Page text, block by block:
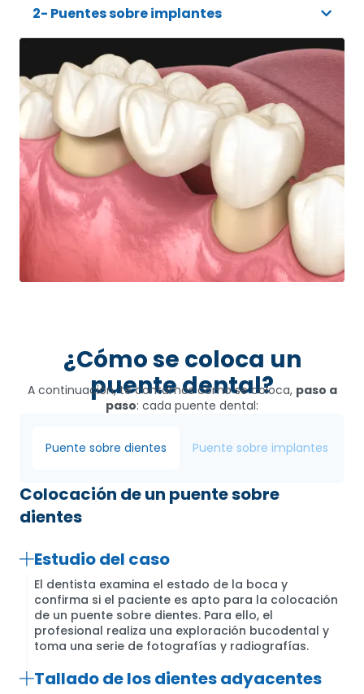
2- Puentes sobre implantes
¿Cómo se coloca un
puente dental?
A continuación, te contamos cómo se coloca, paso a
paso: cada puente dental:
Puente sobre dientes Puente sobre implantes
Colocación de un puente sobre
dientes
Estudio del caso
El dentista examina el estado de la boca y
confirma si el paciente es apto para la colocación
de un puente sobre dientes. Para ello, el
profesional realiza una exploración bucodental y
toma una serie de fotografías y radiografías.
Tallado de los dientes adyacentes